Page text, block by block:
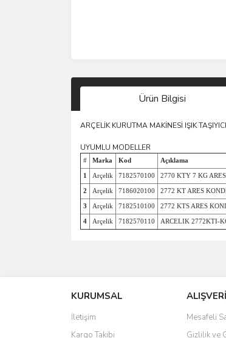
Ürün Bilgisi
ARÇELİK KURUTMA MAKİNESİ IŞIK
UYUMLU MODELLER
# Marka Kod Açıklama
1 Arçelik 7182570100 2770 KTY 7 KG
2 Arçelik 7186020100 2772 KT ARES
3 Arçelik 7182510100 2772 KTS ARES
4 Arçelik 7182570110 ARCELIK 2772KTI-
Ürün resmi kalitesiz, bozuk veya
Ürün açıklamasında eksik bilgiler
Ürün bilgilerinde hatalar bulunuyor.
KURUMSAL
İletişim
Kargo Takibi
Mesafeli
Gizlilik ve